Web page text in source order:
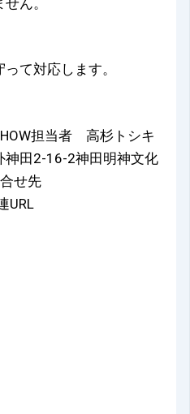
て対応します。
担当者 高杉トシキ
田2-16-2神田明神文化
せ先
URL